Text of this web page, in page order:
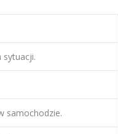
sytuacji.
samochodzie.